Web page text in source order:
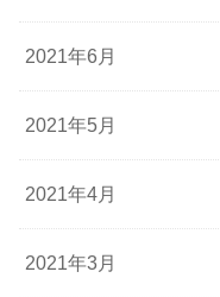
2021年6月
2021年5月
2021年4月
2021年3月